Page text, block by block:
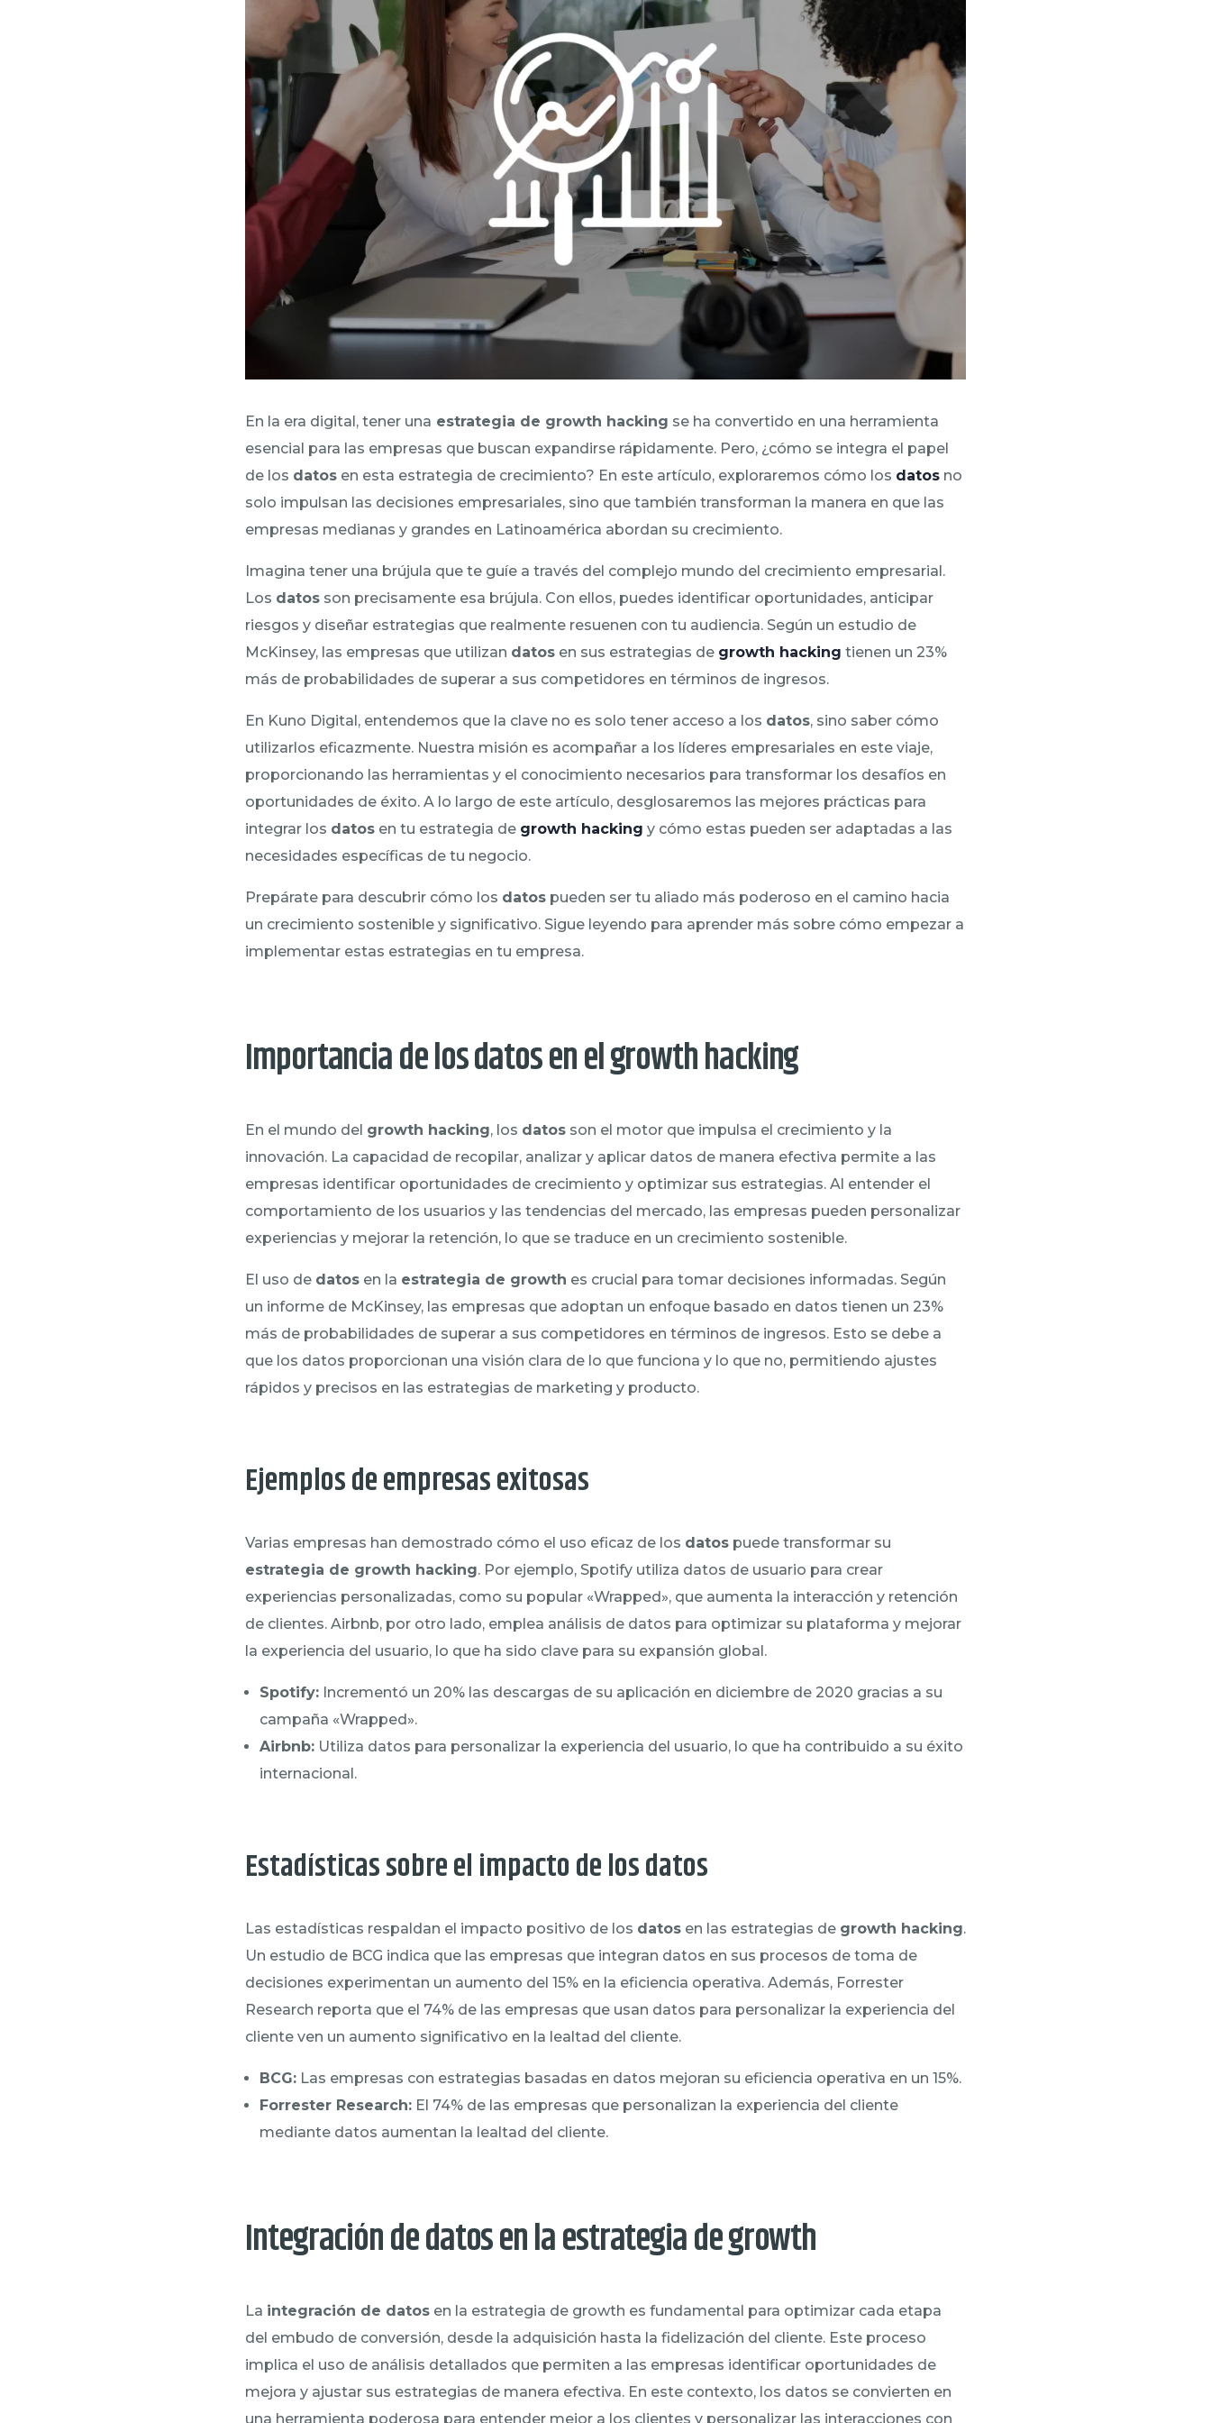
En la era digital, tener una estrategia de growth hacking se ha convertido en una herramienta
esencial para las empresas que buscan expandirse rápidamente. Pero, ¿cómo se integra el papel
de los datos en esta estrategia de crecimiento? En este artículo, exploraremos cómo los datos no
solo impulsan las decisiones empresariales, sino que también transforman la manera en que las
empresas medianas y grandes en Latinoamérica abordan su crecimiento.
Imagina tener una brújula que te guíe a través del complejo mundo del crecimiento empresarial.
Los datos son precisamente esa brújula. Con ellos, puedes identificar oportunidades, anticipar
riesgos y diseñar estrategias que realmente resuenen con tu audiencia. Según un estudio de
McKinsey, las empresas que utilizan datos en sus estrategias de growth hacking tienen un 23%
más de probabilidades de superar a sus competidores en términos de ingresos.
En Kuno Digital, entendemos que la clave no es solo tener acceso a los datos, sino saber cómo
utilizarlos eficazmente. Nuestra misión es acompañar a los líderes empresariales en este viaje,
proporcionando las herramientas y el conocimiento necesarios para transformar los desafíos en
oportunidades de éxito. A lo largo de este artículo, desglosaremos las mejores prácticas para
integrar los datos en tu estrategia de growth hacking y cómo estas pueden ser adaptadas a las
necesidades específicas de tu negocio.
Prepárate para descubrir cómo los datos pueden ser tu aliado más poderoso en el camino hacia
un crecimiento sostenible y significativo. Sigue leyendo para aprender más sobre cómo empezar a
implementar estas estrategias en tu empresa.
Importancia de los datos en el growth hacking
En el mundo del growth hacking, los datos son el motor que impulsa el crecimiento y la
innovación. La capacidad de recopilar, analizar y aplicar datos de manera efectiva permite a las
empresas identificar oportunidades de crecimiento y optimizar sus estrategias. Al entender el
comportamiento de los usuarios y las tendencias del mercado, las empresas pueden personalizar
experiencias y mejorar la retención, lo que se traduce en un crecimiento sostenible.
El uso de datos en la estrategia de growth es crucial para tomar decisiones informadas. Según
un informe de McKinsey, las empresas que adoptan un enfoque basado en datos tienen un 23%
más de probabilidades de superar a sus competidores en términos de ingresos. Esto se debe a
que los datos proporcionan una visión clara de lo que funciona y lo que no, permitiendo ajustes
rápidos y precisos en las estrategias de marketing y producto.
Ejemplos de empresas exitosas
Varias empresas han demostrado cómo el uso eficaz de los datos puede transformar su
estrategia de growth hacking. Por ejemplo, Spotify utiliza datos de usuario para crear
experiencias personalizadas, como su popular «Wrapped», que aumenta la interacción y retención
de clientes. Airbnb, por otro lado, emplea análisis de datos para optimizar su plataforma y mejorar
la experiencia del usuario, lo que ha sido clave para su expansión global.
Spotify: Incrementó un 20% las descargas de su aplicación en diciembre de 2020 gracias a su
campaña «Wrapped».
Airbnb: Utiliza datos para personalizar la experiencia del usuario, lo que ha contribuido a su éxito
internacional.
Estadísticas sobre el impacto de los datos
Las estadísticas respaldan el impacto positivo de los datos en las estrategias de growth hacking.
Un estudio de BCG indica que las empresas que integran datos en sus procesos de toma de
decisiones experimentan un aumento del 15% en la eficiencia operativa. Además, Forrester
Research reporta que el 74% de las empresas que usan datos para personalizar la experiencia del
cliente ven un aumento significativo en la lealtad del cliente.
BCG: Las empresas con estrategias basadas en datos mejoran su eficiencia operativa en un 15%.
Forrester Research: El 74% de las empresas que personalizan la experiencia del cliente
mediante datos aumentan la lealtad del cliente.
Integración de datos en la estrategia de growth
La integración de datos en la estrategia de growth es fundamental para optimizar cada etapa
del embudo de conversión, desde la adquisición hasta la fidelización del cliente. Este proceso
implica el uso de análisis detallados que permiten a las empresas identificar oportunidades de
mejora y ajustar sus estrategias de manera efectiva. En este contexto, los datos se convierten en
una herramienta poderosa para entender mejor a los clientes y personalizar las interacciones con